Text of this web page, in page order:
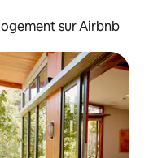
sur Airbnb